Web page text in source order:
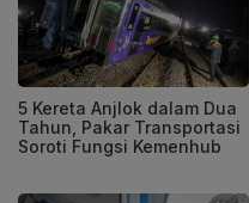
5 Kereta Anjlok dalam Dua
Tahun, Pakar Transportasi
Soroti Fungsi Kemenhub